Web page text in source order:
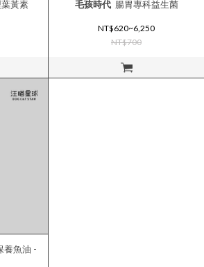
黃素
立即購買
毛孩時代 腸胃專科益生菌
NT$620~6,250
NT$700